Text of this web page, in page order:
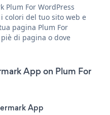
Plum For WordPress
colori del tuo sito web e
pagina Plum For
di pagina o dove
App on Plum For
App